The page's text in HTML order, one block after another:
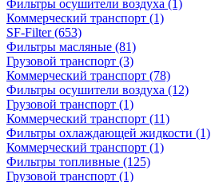
Фильтры осушители воздуха (1)
Коммерческий транспорт (1)
SF-Filter(653)
Фильтры масляные (81)
Грузовой транспорт (3)
Коммерческий транспорт (78)
Фильтры осушители воздуха (12)
Грузовой транспорт (1)
Коммерческий транспорт (11)
Фильтры охлаждающей жидкости (1)
Коммерческий транспорт (1)
Фильтры топливные (125)
Грузовой транспорт (1)